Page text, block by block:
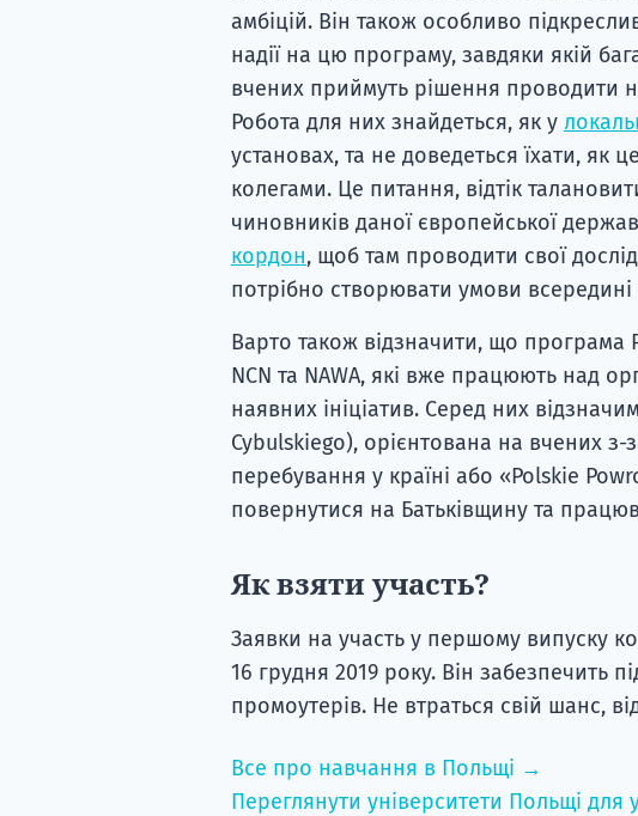
амбіцій. Він також особливо
надії на цю програму, завдяки якій
вчених приймуть рішення проводити
Робота для них знайдеться, як у
установах, та не доведеться їхати, як
колегами. Це питання, відтік
чиновників даної європейської
кордон, щоб там проводити свої
потрібно створювати умови всередині
Варто також відзначити, що програма
NCN та NAWA, які вже працюють над
наявних ініціатив. Серед них
Cybulskiego), орієнтована на вчених
перебування у країні або «Polskie
повернутися на Батьківщину та
Як взяти участь?
Заявки на участь у першому випуску
16 грудня 2019 року. Він забезпечить
промоутерів. Не втраться свій шанс,
Все про навчання в Польщі →
Переглянути університети Польщі для